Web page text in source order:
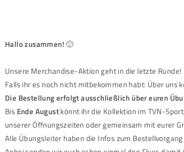
Hallo zusammen! 🙂
Unsere Merchandise-Aktion geht in die letzte Runde!
Falls ihr es noch nicht mitbekommen habt: Über uns
Die Bestellung erfolgt ausschließlich über euren
Bis Ende Augustkönnt ihr die Kollektion im TVN-
unserer Öffnungszeiten oder gemeinsam mit eurer
Alle Übungsleiter haben die Infos zum